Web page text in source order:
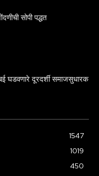
सोपी पद्धत
घडवणारे दूरदर्शी समाजसुधारक
1547
1019
450